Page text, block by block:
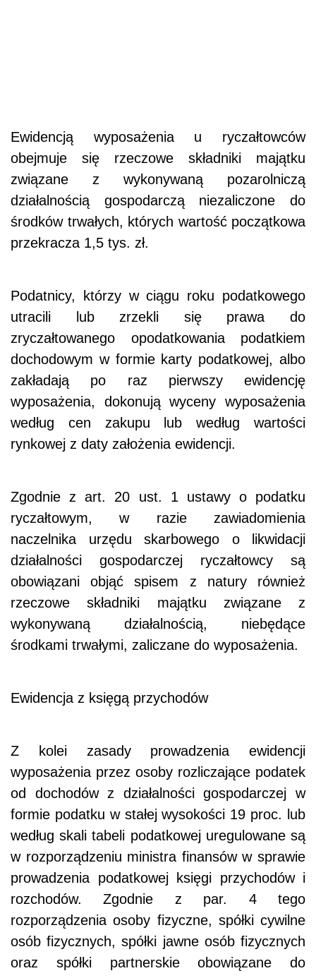
Ewidencją wyposażenia u ryczałtowców
obejmuje się rzeczowe składniki majątku
związane z wykonywaną pozarolniczą
działalnością gospodarczą niezaliczone do
środków trwałych, których wartość początkowa
przekracza 1,5 tys. zł.
Podatnicy, którzy w ciągu roku podatkowego
utracili lub zrzekli się prawa do
zryczałtowanego opodatkowania podatkiem
dochodowym w formie karty podatkowej, albo
zakładają po raz pierwszy ewidencję
wyposażenia, dokonują wyceny wyposażenia
według cen zakupu lub według wartości
rynkowej z daty założenia ewidencji.
Zgodnie z art. 20 ust. 1 ustawy o podatku
ryczałtowym, w razie zawiadomienia
naczelnika urzędu skarbowego o likwidacji
działalności gospodarczej ryczałtowcy są
obowiązani objąć spisem z natury również
rzeczowe składniki majątku związane z
wykonywaną działalnością, niebędące
środkami trwałymi, zaliczane do wyposażenia.
Ewidencja z księgą przychodów
Z kolei zasady prowadzenia ewidencji
wyposażenia przez osoby rozliczające podatek
od dochodów z działalności gospodarczej w
formie podatku w stałej wysokości 19 proc. lub
według skali tabeli podatkowej uregulowane są
w rozporządzeniu ministra finansów w sprawie
prowadzenia podatkowej księgi przychodów i
rozchodów. Zgodnie z par. 4 tego
rozporządzenia osoby fizyczne, spółki cywilne
osób fizycznych, spółki jawne osób fizycznych
oraz spółki partnerskie obowiązane do